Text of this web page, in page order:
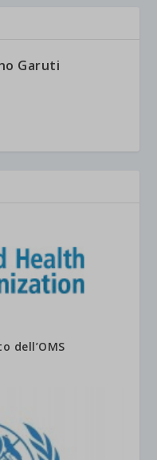
Garuti
dell’OMS